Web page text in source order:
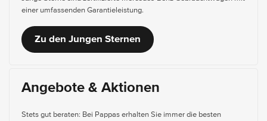
einer umfassenden Garantieleistung.
Zu den Jungen Sternen
Angebote & Aktionen
Stets gut beraten: Bei Pappas erhalten Sie immer die besten